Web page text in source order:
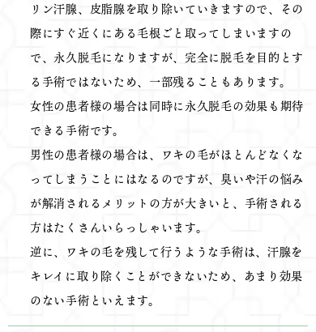
リン汗腺、皮脂腺を取り除いていきますので、その
際にすぐ近くにある毛根ごと取ってしまいますの
で、永久脱毛になりますが、完全に脱毛を目的とす
る手術ではないため、一部残ることもあります。
女性の患者様の場合は同時に永久脱毛の効果も期待
できる手術です。
男性の患者様の場合は、ワキの毛がほとんどなくな
ってしまうことにはなるのですが、臭いや汗の悩み
が解消されるメリットの方が大きいと、手術される
方はたくさんいらっしゃいます。
逆に、ワキの毛を残して行うような手術は、汗腺を
キレイに取り除くことができないため、あまり効果
のない手術といえます。